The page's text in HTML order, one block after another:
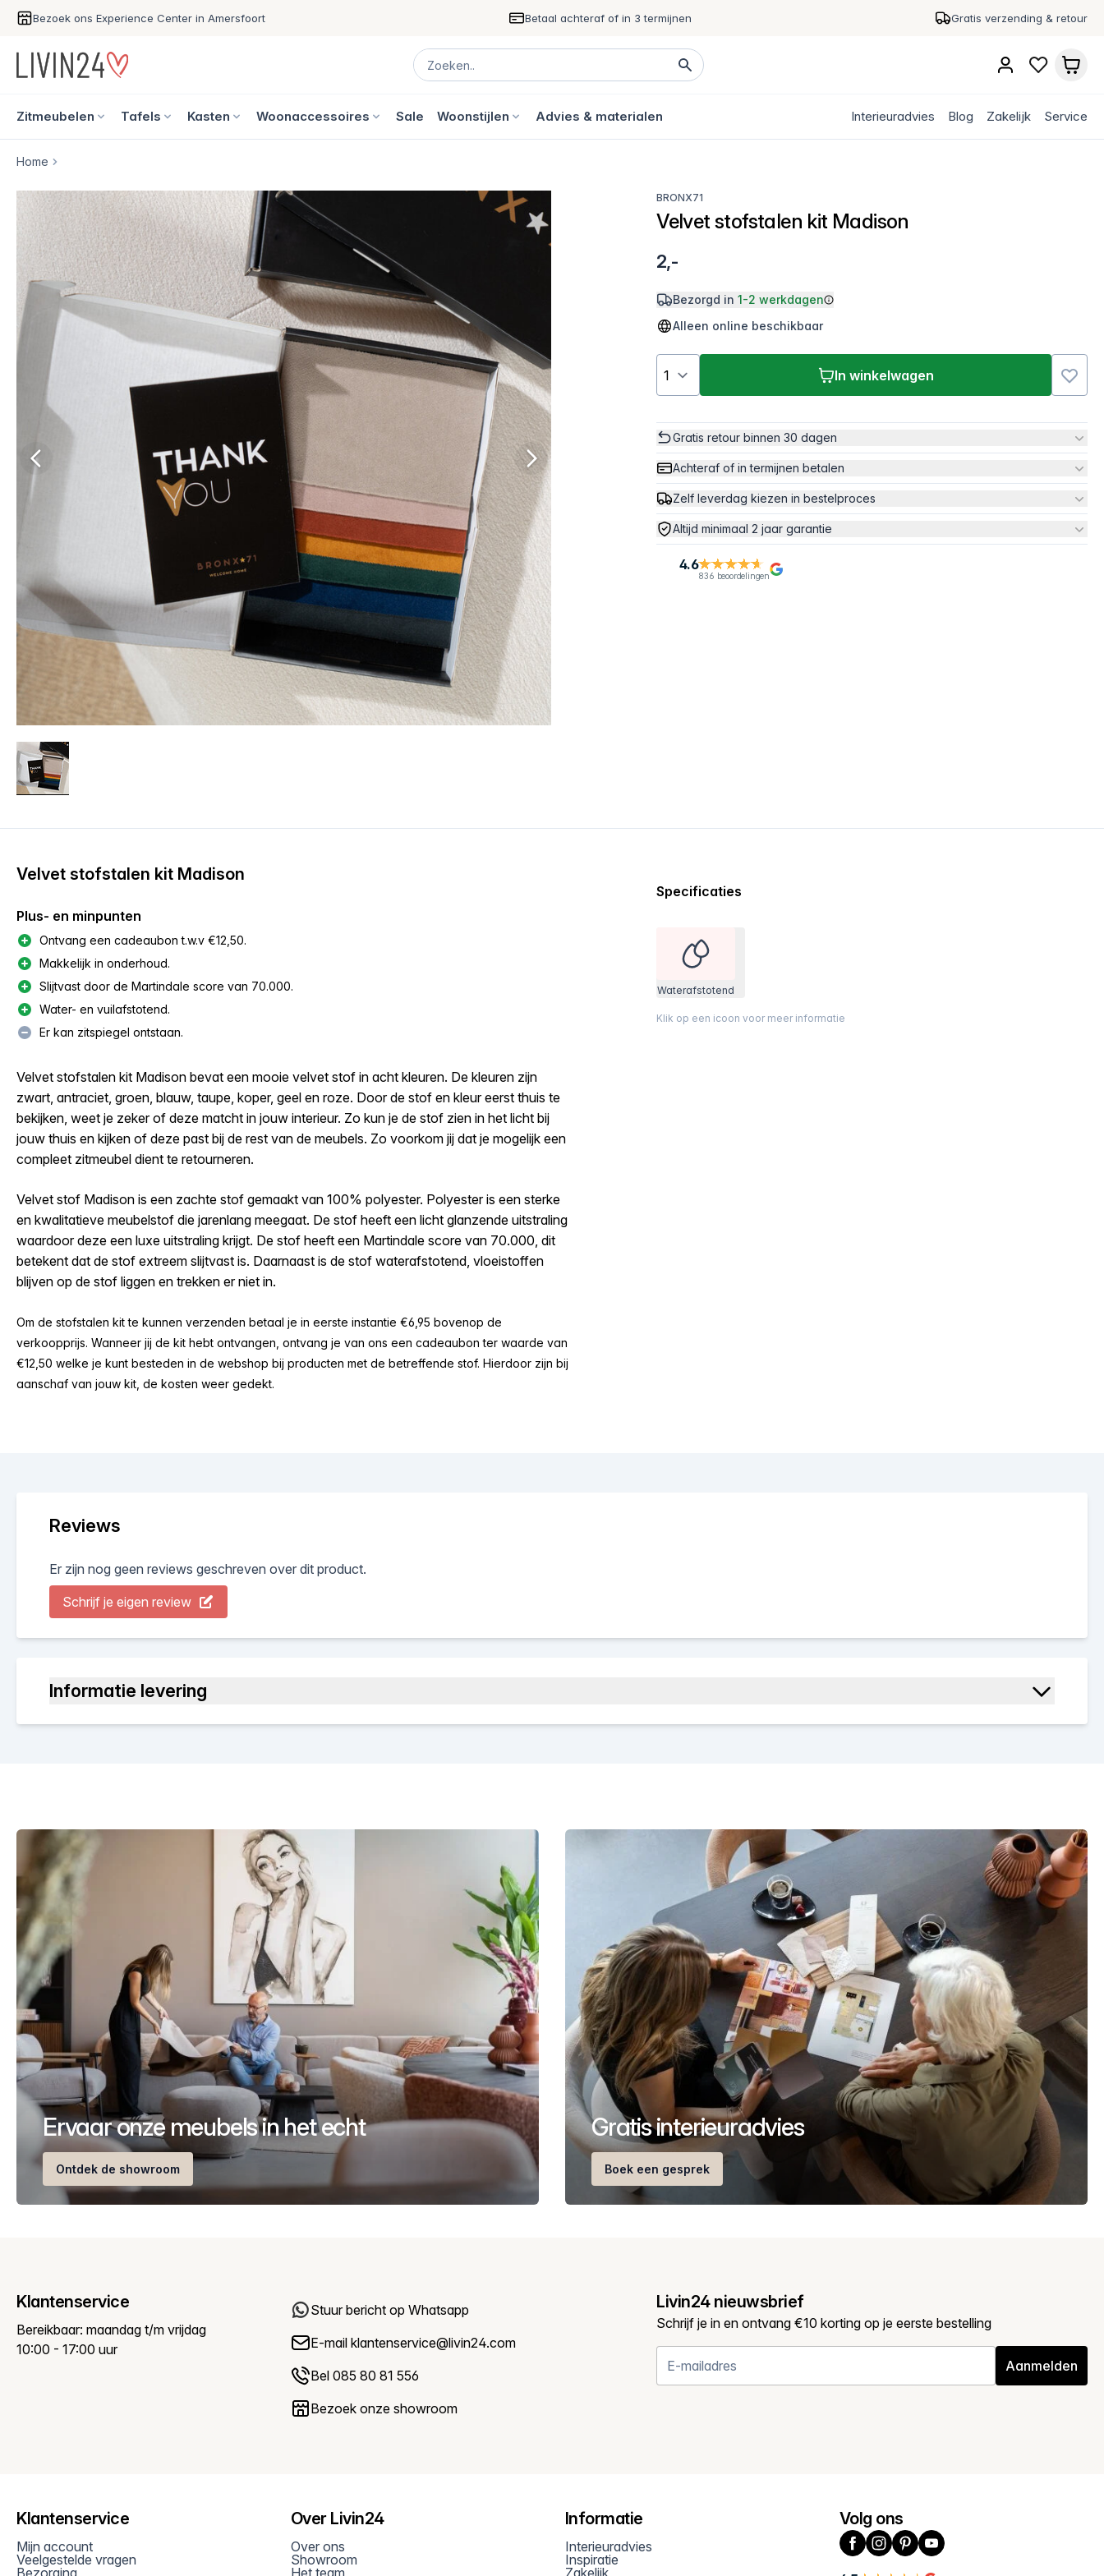
Bezoek ons Experience Center in Amersfoort Betaal achteraf of in 3 termijnen Gratis verzending & retour
Zitmeubelen Tafels Kasten Woonaccessoires Sale Woonstijlen Advies & materialen Interieuradvies Blog Zakelijk Service
Home
BRONX71
Velvet stofstalen kit Madison
2,-
Bezorgd in 1-2 werkdagen
Alleen online beschikbaar
In winkelwagen
Gratis retour binnen 30 dagen
Achteraf of in termijnen betalen
Zelf leverdag kiezen in bestelproces
Altijd minimaal 2 jaar garantie
4.6
836 beoordelingen
Velvet stofstalen kit Madison
Plus- en minpunten
Ontvang een cadeaubon t.w.v €12,50.
Makkelijk in onderhoud.
Slijtvast door de Martindale score van 70.000.
Water- en vuilafstotend.
Er kan zitspiegel ontstaan.
Velvet stofstalen kit Madison bevat een mooie velvet stof in acht kleuren. De kleuren zijn
zwart, antraciet, groen, blauw, taupe, koper, geel en roze. Door de stof en kleur eerst thuis te
bekijken, weet je zeker of deze matcht in jouw interieur. Zo kun je de stof zien in het licht bij
jouw thuis en kijken of deze past bij de rest van de meubels. Zo voorkom jij dat je mogelijk een
compleet zitmeubel dient te retourneren.
Velvet stof Madison is een zachte stof gemaakt van 100% polyester. Polyester is een sterke
en kwalitatieve meubelstof die jarenlang meegaat. De stof heeft een licht glanzende uitstraling
waardoor deze een luxe uitstraling krijgt. De stof heeft een Martindale score van 70.000, dit
betekent dat de stof extreem slijtvast is. Daarnaast is de stof waterafstotend, vloeistoffen
blijven op de stof liggen en trekken er niet in.
Om de stofstalen kit te kunnen verzenden betaal je in eerste instantie €6,95 bovenop de
verkoopprijs. Wanneer jij de kit hebt ontvangen, ontvang je van ons een cadeaubon ter waarde van
€12,50 welke je kunt besteden in de webshop bij producten met de betreffende stof. Hierdoor zijn bij
aanschaf van jouw kit, de kosten weer gedekt.
Specificaties
Waterafstotend
Klik op een icoon voor meer informatie
Reviews
Er zijn nog geen reviews geschreven over dit product.
Schrijf je eigen review
Informatie levering
Ervaar onze meubels in het echt
Ontdek de showroom
Gratis interieuradvies
Boek een gesprek
Klantenservice
Bereikbaar: maandag t/m vrijdag
10:00 - 17:00 uur
Stuur bericht op Whatsapp
E-mail klantenservice@livin24.com
Bel 085 80 81 556
Bezoek onze showroom
Livin24 nieuwsbrief
Schrijf je in en ontvang €10 korting op je eerste bestelling
Aanmelden
Klantenservice
Mijn account
Veelgestelde vragen
Bezorging
Over Livin24
Over ons
Showroom
Het team
Informatie
Interieuradvies
Inspiratie
Zakelijk
Volg ons
Facebook
Instagram
PinterestYouTube